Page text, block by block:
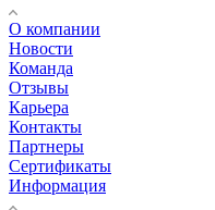
О компании
Новости
Команда
Отзывы
Карьера
Контакты
Партнеры
Сертификаты
Информация